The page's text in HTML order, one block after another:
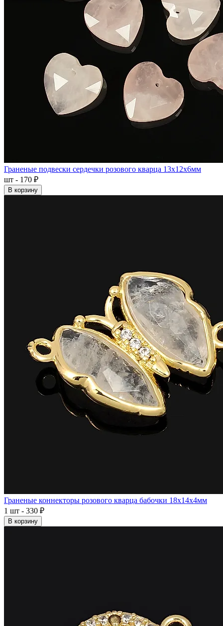
Граненые подвески сердечки розового кварца 13x12x6мм
шт - 170 ₽
В корзину
Граненые коннекторы розового кварца бабочки 18x14x4мм
1 шт - 330 ₽
В корзину